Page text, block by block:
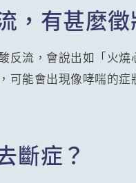
，有甚麼徵
反流，會說出如「火
可能會出現像哮喘的
斷症？